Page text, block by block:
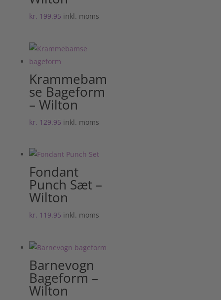
kr. 199.95 inkl. moms
Krammebam
se Bageform
– Wilton
kr. 129.95 inkl. moms
Fondant
Punch Sæt –
Wilton
kr. 119.95 inkl. moms
Barnevogn
Bageform –
Wilton